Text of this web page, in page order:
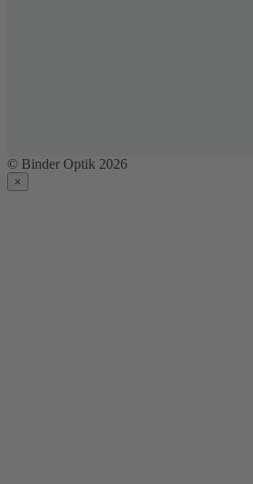
© Binder Optik 2026
×